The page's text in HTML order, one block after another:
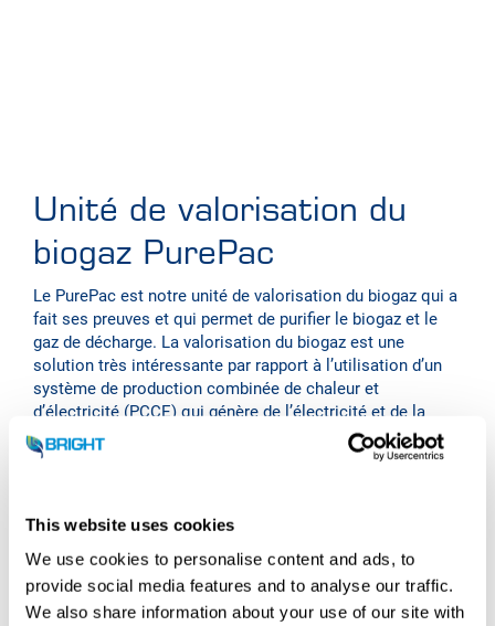
This website uses cookies
We use cookies to personalise content and ads, to
provide social media features and to analyse our traffic.
We also share information about your use of our site with
Unité de valorisation du
biogaz PurePac
Le PurePac est notre unité de valorisation du biogaz qui a
fait ses preuves et qui permet de purifier le biogaz et le
gaz de décharge. La valorisation du biogaz est une
solution très intéressante par rapport à l’utilisation d’un
système de production combinée de chaleur et
d’électricité (PCCE) qui génère de l’électricité et de la
chaleur. Notre gamme de PurePacs pour la valorisation du
biogaz est un complément essentiel pour tous les types
système de liquéfaction du CO2
production de bioCO2 liquide de qualité alimentaire, ce
qui renforce l’efficacité du processus de valorisation du
biogaz et améliore le score d’intensité carbone (IC).